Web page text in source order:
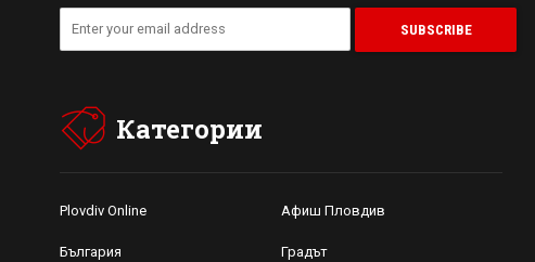
Категории
Plovdiv Online Афиш Пловдив
България Градът